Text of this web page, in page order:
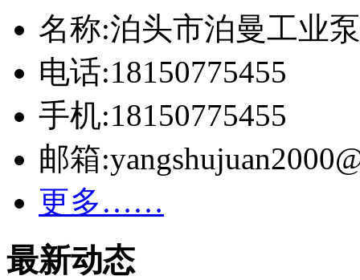
名称:泊头市泊曼工业
电话:18150775455
手机:18150775455
邮箱
更多……
最新动态